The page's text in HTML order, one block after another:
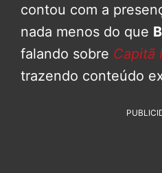
contou com a
nada menos do que
falando sobre Capitã
trazendo conteúdo